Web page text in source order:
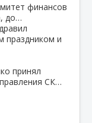
финансов
до…
праздником и
принял
СК…